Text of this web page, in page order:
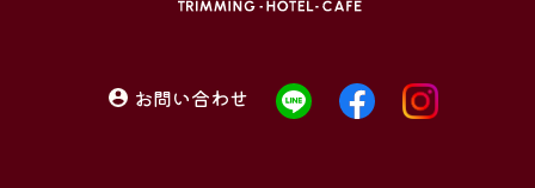
お問い合わせ